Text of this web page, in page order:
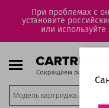
При проблемах с
установите
или